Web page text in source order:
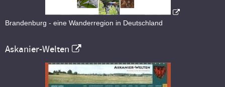
Brandenburg - eine Wanderregion in Deutschland
Askanier-Welten